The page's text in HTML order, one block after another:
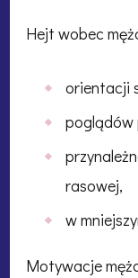
Hejt wobec
orientacji
poglądów
rasowej,
w
Motywacje